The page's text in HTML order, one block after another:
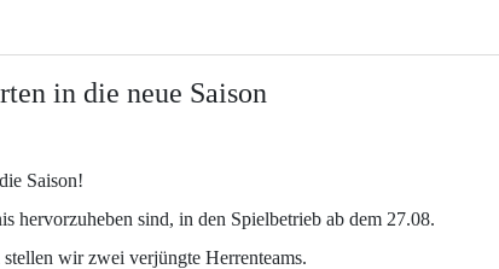
in die neue Saison
Saison!
hervorzuheben sind, in den Spielbetrieb ab dem 27.08.
wir zwei verjüngte Herrenteams.